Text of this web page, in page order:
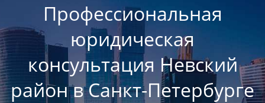
Профессиональная
юридическая
консультация Невский
район в Санкт-Петербурге